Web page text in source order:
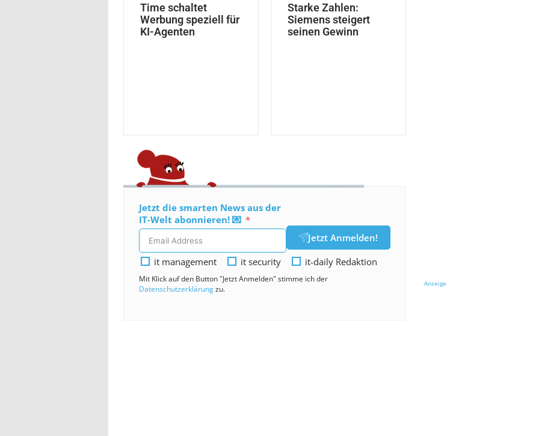
Time schaltet
Werbung speziell für
KI-Agenten
Starke Zahlen:
Siemens steigert
seinen Gewinn
Jetzt die smarten News aus der
IT-Welt abonnieren! 💌
Jetzt Anmelden!
it management
it security it-daily Redaktion
Mit Klick auf den Button "Jetzt Anmelden" stimme ich der
Datenschutzerklärungzu.
Anzeige